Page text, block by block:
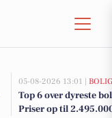
05-08-2026 13:01 |
Top 6 over dyreste
Priser op til